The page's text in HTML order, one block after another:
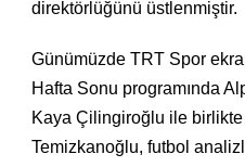
direktörlüğünü üstlenmiştir.
Günümüzde TRT Spor
Hafta Sonu programında
Kaya Çilingiroğlu ile birlikte
Temizkanoğlu, futbol